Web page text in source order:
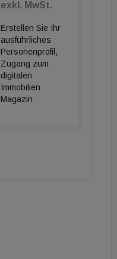
exkl. MwSt.
Erstellen Sie Ihr
ausführliches
Personenprofil,
Zugang zum
digitalen
Immobilien
Magazin